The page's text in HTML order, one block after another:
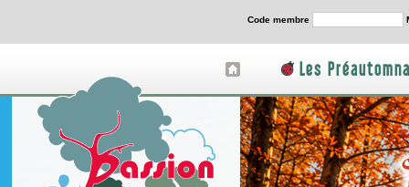
Code membre
Les